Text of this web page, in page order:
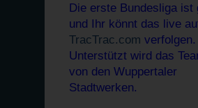
Die erste Bundesliga ist
und Ihr könnt das live
TracTrac.com verfolgen.
Unterstützt wird das
von den Wuppertaler
Stadtwerken.